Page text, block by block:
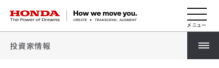
投資家情報
HONDA The Power of Dreams